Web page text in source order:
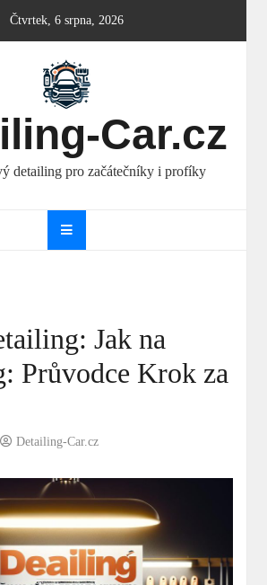
Čtvrtek, 6 srpna, 2026
Car.cz
detailing pro začátečníky i profíky
Jak na
Průvodce Krok za
Detailing-Car.cz